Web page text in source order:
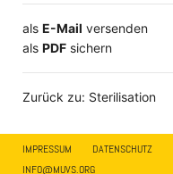
als E-Mail versenden
​​​​​​​​​​​​​​​​​als PDF sichern
Zurück zu: Sterilisation
IMPRESSUM DATENSCHUTZ
INFO@MUVS.ORG